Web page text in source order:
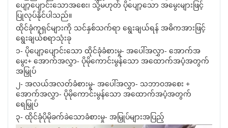
ပျော့ပျောင်းသောအစေး၊ သို့မဟုတ် ပိုပျော့သော အမွေးများဖြင့်
ပြုလုပ်နိုင်ပါသည်။
ထိုင်ခုံကူရှင်များကို သင်နှစ်သက်ရာ ရွေးချယ်ရန် အဓိကအားဖြင့်
ရွေးချယ်စရာသုံးခု
၁- ပိုပျော့ပျောင်းသော ထိုင်ခုံခံစားမှု- အပေါ်အလွှာ- အောက်အ
မွေး+ အောက်အလွှာ- ပိုမိုကောင်းမွန်သော အထောက်အပံ့အတွက်
အမြှုပ်
၂- အလယ်အလတ်ခံစားမှု- အပေါ်အလွှာ- သဘာဝအစေး +
အောက်အလွှာ- ပိုမိုကောင်းမွန်သော အထောက်အပံ့အတွက်
ရေမြှုပ်
၃- ထိုင်ခုံပိုမိုခက်ခဲသောခံစားမှု- အမြှုပ်များအပြည့်